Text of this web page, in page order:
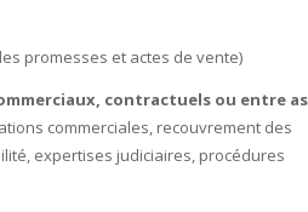
promesses et actes de vente)
contractuels ou entre
commerciales, recouvrement des
expertises judiciaires, procédures